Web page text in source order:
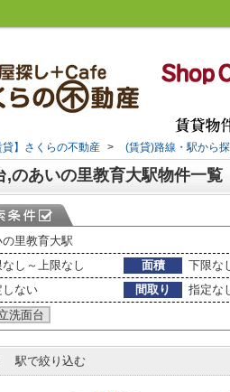
貸】さくらの不動産 > (賃貸)路線・駅から
,のあいの里教育大駅物件一覧
の里教育大駅
し～上限なし 面積 下限な
しない 間取り
指定な
洗面台
駅で絞り込む